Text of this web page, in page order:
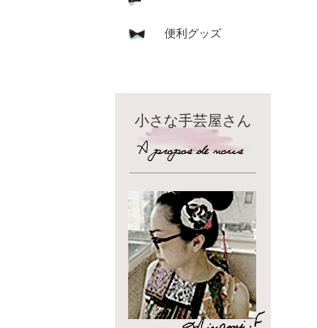
便利グッズ
小さな手芸屋さん